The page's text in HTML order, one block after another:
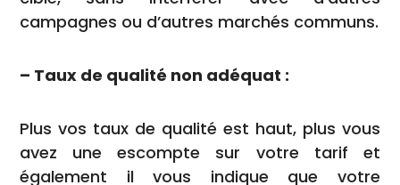
campagnes ou d’autres marchés communs.
– Taux de qualité non adéquat :
Plus vos taux de qualité est haut, plus vous
avez une escompte sur votre tarif et
également il vous indique que votre